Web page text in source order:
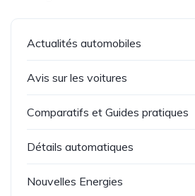
Actualités automobiles
Avis sur les voitures
Comparatifs et Guides pratiques
Détails automatiques
Nouvelles Energies